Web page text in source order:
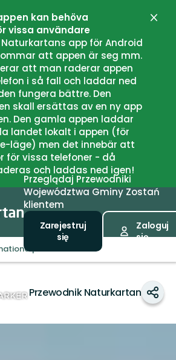
kan behöva
vissa användare
app för Android
att appen är seg mm.
att man raderar appen
i så fall och laddar ned
fungera bättre. Den
skall ersättas av en ny app
Den gamla appen laddar
landet lokalt i appen (för
läge) men det innebär att
för vissa telefoner - då
och laddas ned igen!
Przeglądaj Przewodniki
Województwa Gminy Zostań
klientem
Zarejestruj
się
Zaloguj
się
nationalparker
Przewodnik Naturkartan